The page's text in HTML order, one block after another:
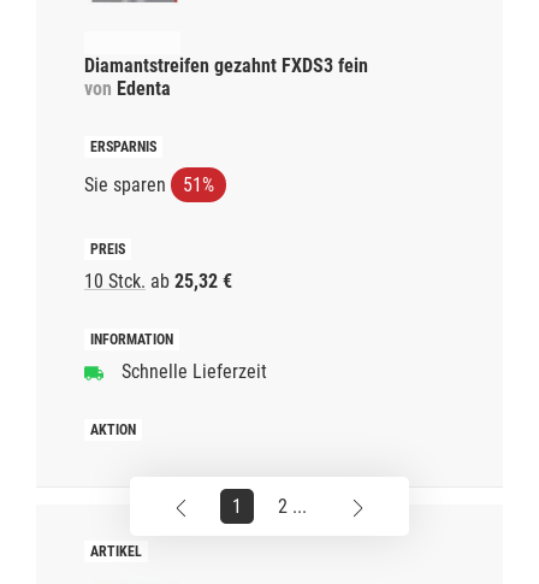
Diamantstreifen gezahnt FXDS3 fein
von Edenta
Sie sparen 51%
10 Stck. ab 25,32 €
Schnelle Lieferzeit
1 2 ...